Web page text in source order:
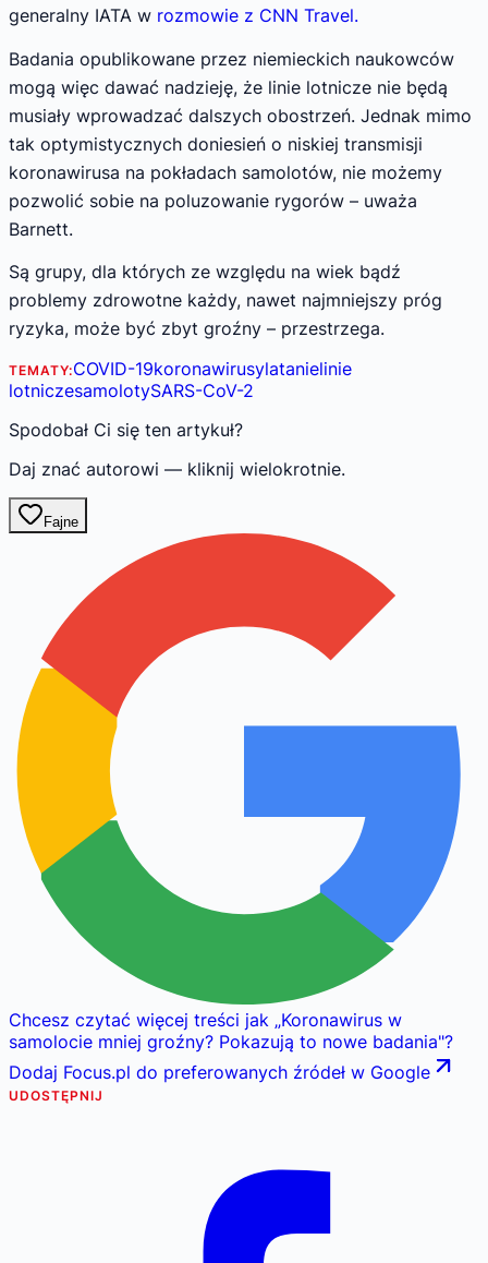
generalny IATA w rozmowie z CNN Travel.
Badania opublikowane przez niemieckich naukowców
mogą więc dawać nadzieję, że linie lotnicze nie będą
musiały wprowadzać dalszych obostrzeń. Jednak mimo
tak optymistycznych doniesień o niskiej transmisji
koronawirusa na pokładach samolotów, nie możemy
pozwolić sobie na poluzowanie rygorów – uważa
Barnett.
Są grupy, dla których ze względu na wiek bądź
problemy zdrowotne każdy, nawet najmniejszy próg
ryzyka, może być zbyt groźny – przestrzega.
TEMATY:COVID-19koronawirusylatanielinie
lotniczesamolotySARS-CoV-2
Spodobał Ci się ten artykuł?
Daj znać autorowi — kliknij wielokrotnie.
Fajne
Chcesz czytać więcej treści jak „Koronawirus w
samolocie mniej groźny? Pokazują to nowe badania"?
Dodaj Focus.pl do preferowanych źródeł w Google
UDOSTĘPNIJ